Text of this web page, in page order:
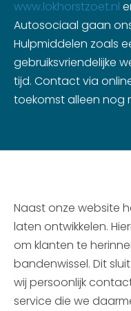
www.lokhorstzoet.nl
Autosociaal gaan
Hulpmiddelen zoals
gebruiksvriendelijke
tijd. Contact via
toekomst alleen nog
Naast onze website
laten ontwikkelen.
om klanten te
bandenwissel. Dit
wij persoonlijk
service die we